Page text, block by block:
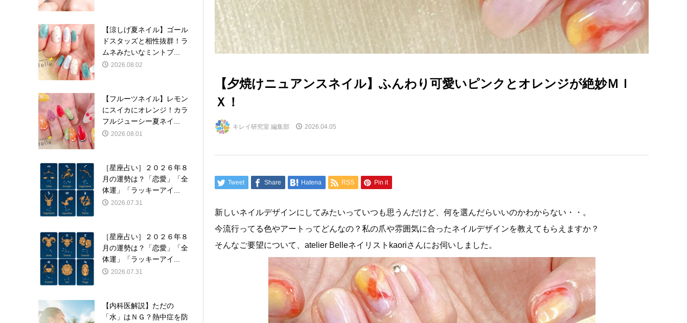
【夕焼けニュアンスネイル】ふんわり可愛いピンクとオレンジが絶妙ＭＩ
Ｘ！
キレイ研究室 編集部 2026.04.05
Tweet Share Hatena RSS Pin it
新しいネイルデザインにしてみたいっていつも思うんだけど、何を選んだらいいのかわからない・・。
今流行ってる色やアートってどんなの？私の爪や雰囲気に合ったネイルデザインを教えてもらえますか？
そんなご要望について、atelier Belleネイリストkaoriさんにお伺いしました。
【涼しげ夏ネイル】ゴール
ドスタッズと相性抜群！ラ
ムネみたいなミントブ...
2026.08.02
【フルーツネイル】レモン
にスイカにオレンジ！カラ
フルジューシー夏ネイ...
2026.08.01
［星座占い］２０２６年８
月の運勢は？「恋愛」「全
体運」「ラッキーアイ...
2026.07.31
［星座占い］２０２６年８
月の運勢は？「恋愛」「全
体運」「ラッキーアイ...
2026.07.31
【内科医解説】ただの
「水」はＮＧ？熱中症を防